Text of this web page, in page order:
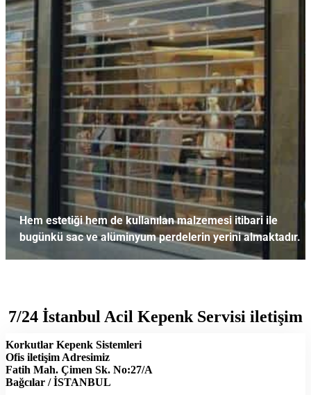
Hem estetiği hem de kullanılan malzemesi itibari ile
bugünkü sac ve alüminyum perdelerin yerini almaktadır.
7/24 İstanbul Acil Kepenk Servisi iletişim
Korkutlar Kepenk Sistemleri
Ofis iletişim Adresimiz
Fatih Mah. Çimen Sk. No:27/A
Bağcılar / İSTANBUL